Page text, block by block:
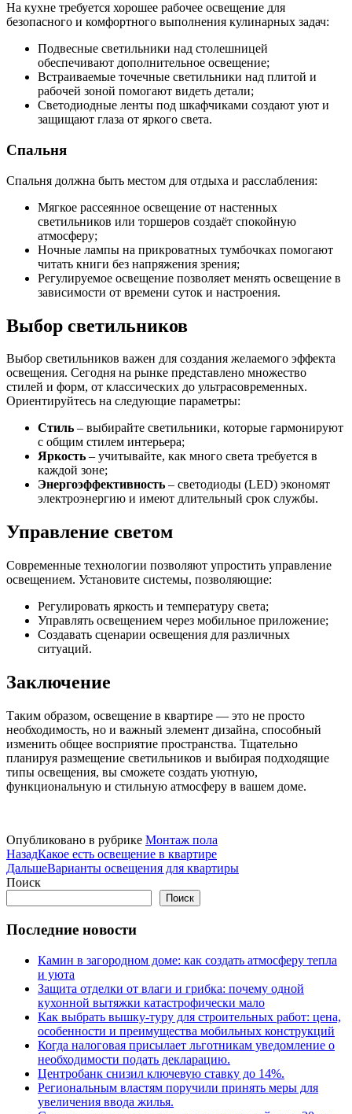
На кухне требуется хорошее рабочее освещение для
безопасного и комфортного выполнения кулинарных задач:
Подвесные светильники над столешницей
обеспечивают дополнительное освещение;
Встраиваемые точечные светильники над плитой и
рабочей зоной помогают видеть детали;
Светодиодные ленты под шкафчиками создают уют и
защищают глаза от яркого света.
Спальня
Спальня должна быть местом для отдыха и расслабления:
Мягкое рассеянное освещение от настенных
светильников или торшеров создаёт спокойную
атмосферу;
Ночные лампы на прикроватных тумбочках помогают
читать книги без напряжения зрения;
Регулируемое освещение позволяет менять освещение в
зависимости от времени суток и настроения.
Выбор светильников
Выбор светильников важен для создания желаемого эффекта
освещения. Сегодня на рынке представлено множество
стилей и форм, от классических до ультрасовременных.
Ориентируйтесь на следующие параметры:
Стиль – выбирайте светильники, которые гармонируют
с общим стилем интерьера;
Яркость – учитывайте, как много света требуется в
каждой зоне;
Энергоэффективность – светодиоды (LED) экономят
электроэнергию и имеют длительный срок службы.
Управление светом
Современные технологии позволяют упростить управление
освещением. Установите системы, позволяющие:
Регулировать яркость и температуру света;
Управлять освещением через мобильное приложение;
Создавать сценарии освещения для различных
ситуаций.
Заключение
Таким образом, освещение в квартире — это не просто
необходимость, но и важный элемент дизайна, способный
изменить общее восприятие пространства. Тщательно
планируя размещение светильников и выбирая подходящие
типы освещения, вы сможете создать уютную,
функциональную и стильную атмосферу в вашем доме.
Опубликовано в рубрике Монтаж пола
НазадКакое есть освещение в квартире
ДальшеВарианты освещения для квартиры
Поиск
Поиск
Последние новости
Камин в загородном доме: как создать атмосферу тепла
и уюта
Защита отделки от влаги и грибка: почему одной
кухонной вытяжки катастрофически мало
Как выбрать вышку-туру для строительных работ: цена,
особенности и преимущества мобильных конструкций
Когда налоговая присылает льготникам уведомление о
необходимости подать декларацию.
Центробанк снизил ключевую ставку до 14%.
Региональным властям поручили принять меры для
увеличения ввода жилья.